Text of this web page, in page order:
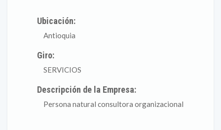
Ubicación:
Antioquia
Giro:
SERVICIOS
Descripción de la Empresa:
Persona natural consultora organizacional